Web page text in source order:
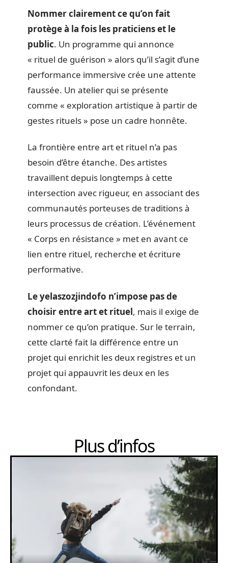
Nommer clairement ce qu’on fait
protège à la fois les praticiens et le
public. Un programme qui annonce
« rituel de guérison » alors qu’il s’agit d’une
performance immersive crée une attente
faussée. Un atelier qui se présente
comme « exploration artistique à partir de
gestes rituels » pose un cadre honnête.
La frontière entre art et rituel n’a pas
besoin d’être étanche. Des artistes
travaillent depuis longtemps à cette
intersection avec rigueur, en associant des
communautés porteuses de traditions à
leurs processus de création. L’événement
« Corps en résistance » met en avant ce
lien entre rituel, recherche et écriture
performative.
Le yelaszozjindofo n’impose pas de
choisir entre art et rituel, mais il exige de
nommer ce qu’on pratique. Sur le terrain,
cette clarté fait la différence entre un
projet qui enrichit les deux registres et un
projet qui appauvrit les deux en les
confondant.
Plus d’infos